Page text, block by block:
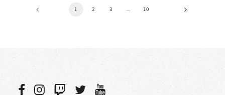
1 2 3 10